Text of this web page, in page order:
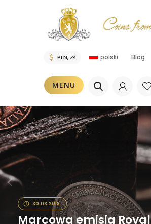
polski Blog
MENU
30.03.2018
Marcowa emisja Royal